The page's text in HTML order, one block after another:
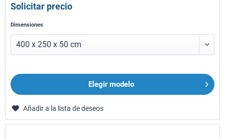
Solicitar precio
Dimensiones
Elegir modelo
Añadir a la lista de deseos